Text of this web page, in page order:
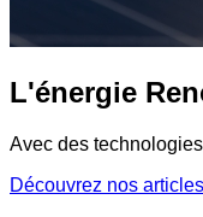
L'énergie
Avec des
Découvrez nos articles